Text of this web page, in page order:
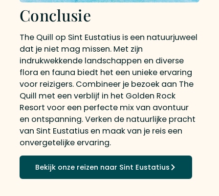
Conclusie
The Quill op Sint Eustatius is een natuurjuweel
dat je niet mag missen. Met zijn
indrukwekkende landschappen en diverse
flora en fauna biedt het een unieke ervaring
voor reizigers. Combineer je bezoek aan The
Quill met een verblijf in het Golden Rock
Resort voor een perfecte mix van avontuur
en ontspanning. Verken de natuurlijke pracht
van Sint Eustatius en maak van je reis een
onvergetelijke ervaring.
Bekijk onze reizen naar Sint Eustatius